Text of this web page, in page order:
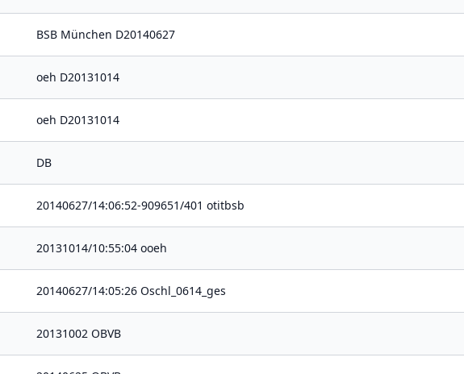
BSB München D20140627
oeh D20131014
oeh D20131014
DB
20140627/14:06:52-909651/401 otitbsb
20131014/10:55:04 ooeh
20140627/14:05:26 Oschl_0614_ges
20131002 OBVB